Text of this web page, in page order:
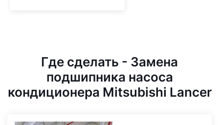
Где сделать - Замена
подшипника насоса
кондиционера Mitsubishi Lancer